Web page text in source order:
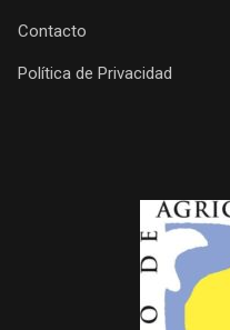
Contacto
Política de Privacidad